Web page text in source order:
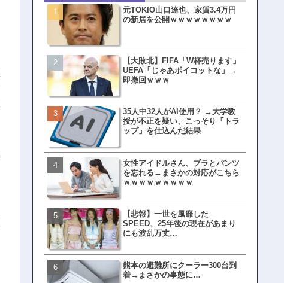
元TOKIO山口達也、家賃3.4万円
の新居を公開ｗｗｗｗｗｗｗｗ
【大敗北】FIFA「W杯売ります」
UEFA「じゃあボイコットな」→
即撤回ｗｗｗ
35人中32人がAI使用？ →大学教
授が不正を疑い、こっそり「トラ
ップ」を仕込んだ結果
女性アイドルさん、ブラとパンツ
を忘れる→まさかの対応がこちら
ｗｗｗｗｗｗｗｗｗ
【悲報】一世を風靡した
SPEED、25年後の現在があまり
にも波乱万丈…
熊本の避難所にクーラー300台到
着→まさかの事態に…
【悲報】東京着く前にHP尽
方民ｗｗｗ移動だけで瀕死
【ファーw】水着女子さん
オッサン盗撮してる…通報
皇族確保策、天皇陛下の一
界ピリつくｗｗｗ
文春、沖縄問題の"触れては
ない話"を暴露してしまうｗ
ｗｗｗｗｗ
ランサムウェア攻撃を受け
レイ、わずか10日で復旧し
ネット民、橋本愛の５年前
を発掘→再炎上へｗｗｗｗｗ